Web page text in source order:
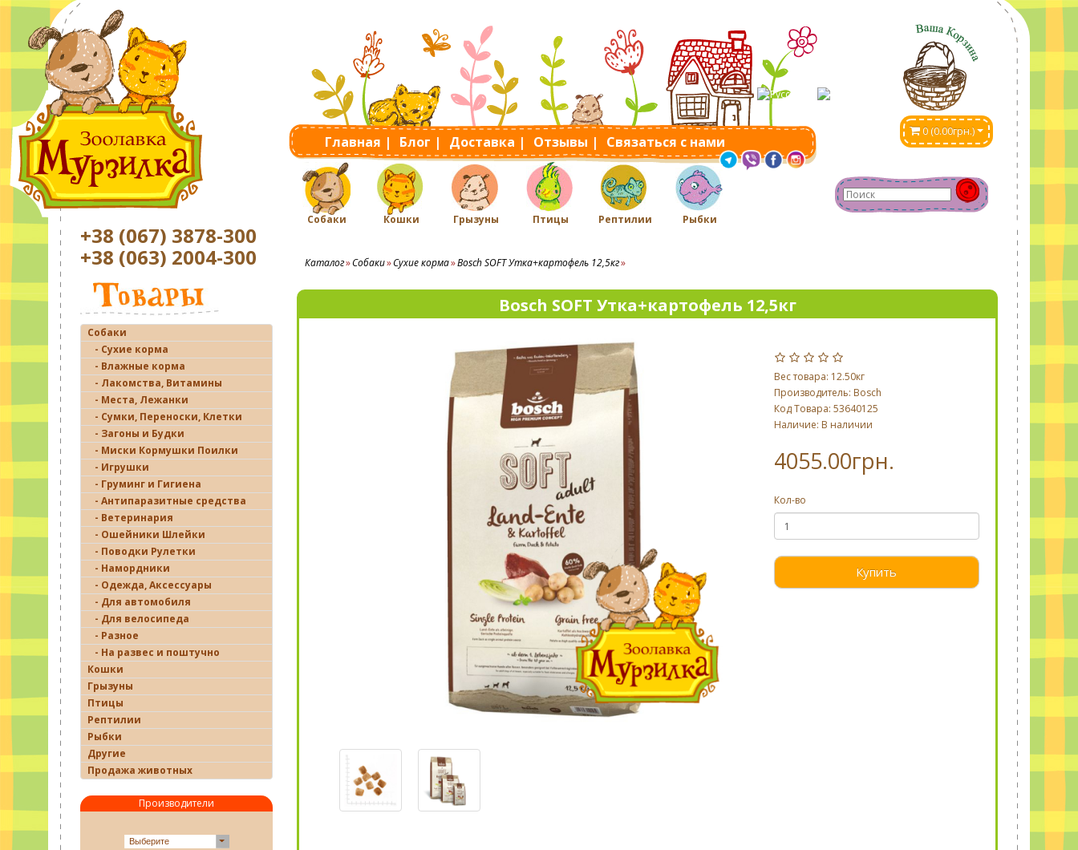
Главная | Блог | Доставка | Отзывы | Связаться с нами
0 (0.00грн.)
Собаки Кошки Грызуны Птицы Рептилии Рыбки
+38 (067) 3878-300
+38 (063) 2004-300
Собаки
- Сухие корма
- Влажные корма
- Лакомства, Витамины
- Места, Лежанки
- Сумки, Переноски, Клетки
- Загоны и Будки
- Миски Кормушки Поилки
- Игрушки
- Груминг и Гигиена
- Антипаразитные средства
- Ветеринария
- Ошейники Шлейки
- Поводки Рулетки
- Намордники
- Одежда, Аксессуары
- Для автомобиля
- Для велосипеда
- Разное
- На развес и поштучно
Кошки
Грызуны
Птицы
Рептилии
Рыбки
Другие
Продажа животных
Производители
Выберите
Каталог Собаки Сухие корма Bosch SOFT Утка+картофель 12,5кг
Bosch SOFT Утка+картофель 12,5кг
Вес товара: 12.50кг
Производитель: Bosch
Код Товара: 53640125
Наличие: В наличии
4055.00грн.
Кол-во
Купить